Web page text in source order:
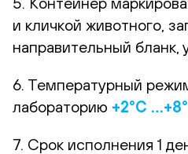
и кличкой животного,
направительный бланк,
6. Температурный
лабораторию +2°С
7. Срок исполнения 1